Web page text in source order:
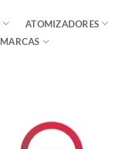
ATOMIZADORES
MARCAS